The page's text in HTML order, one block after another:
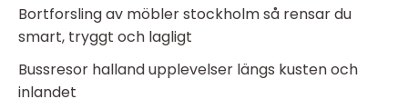
Bortforsling av möbler stockholm så rensar du
smart, tryggt och lagligt
Bussresor halland upplevelser längs kusten och
inlandet